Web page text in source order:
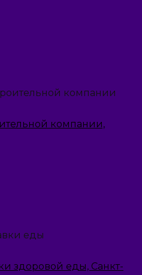
компании,
здоровой еды, Санкт-